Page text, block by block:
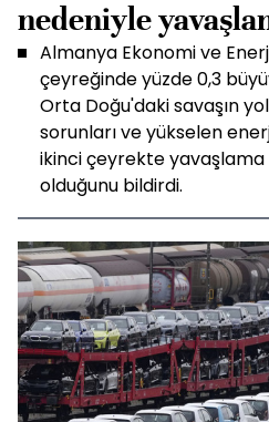
nedeniyle
Almanya Ekonomi ve Enerji
çeyreğinde yüzde 0,3
Orta Doğu'daki savaşın
sorunları ve yükselen
ikinci çeyrekte yavaşlama
olduğunu bildirdi.